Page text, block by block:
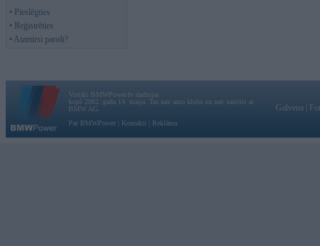
• Pieslēgties
• Reģistrēties
• Aizmirsi paroli?
Vortāls BMWPower.lv darbojas
kopš 2002. gada 14. maija. Tas nav auto klubs un nav saistīts ar
BMW AG.
Par BMWPower
Kontakti Reklāma
Galvena